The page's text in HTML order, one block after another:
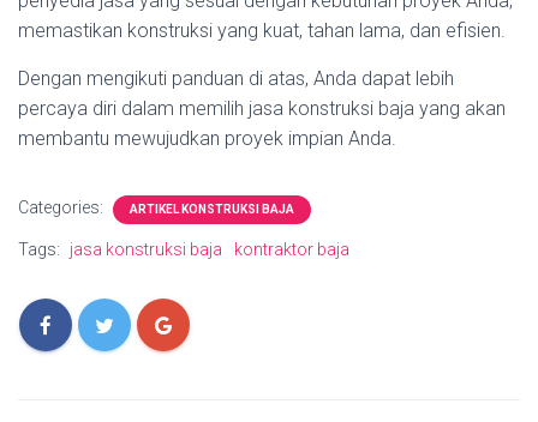
memastikan konstruksi yang kuat, tahan lama, dan efisien.
Dengan mengikuti panduan di atas, Anda dapat lebih
percaya diri dalam memilih jasa konstruksi baja yang akan
membantu mewujudkan proyek impian Anda.
Categories: ARTIKEL KONSTRUKSI BAJA
Tags: jasa konstruksi baja kontraktor baja